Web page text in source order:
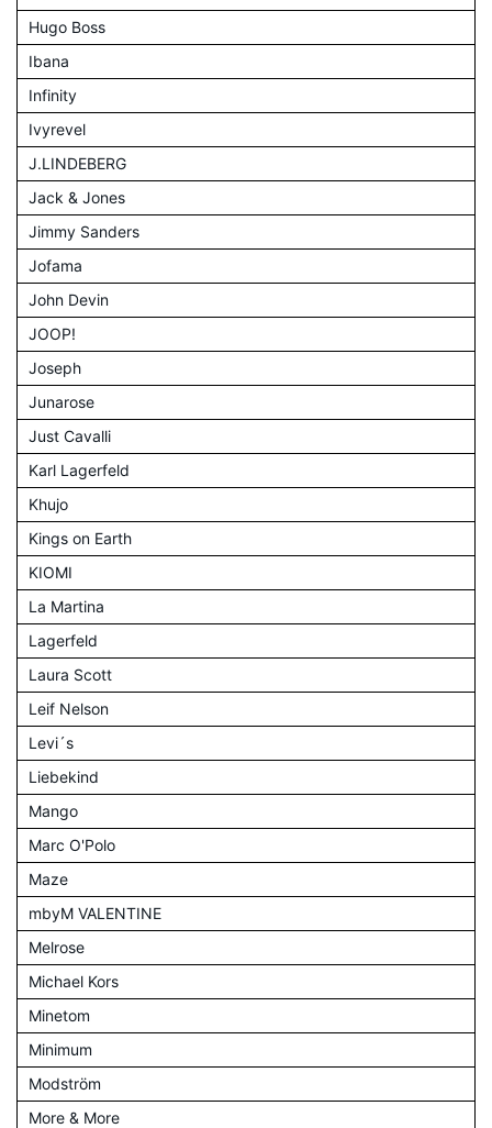
Hugo Boss
Ibana
Infinity
Ivyrevel
J.LINDEBERG
Jack & Jones
Jimmy Sanders
Jofama
John Devin
JOOP!
Joseph
Junarose
Just Cavalli
Karl Lagerfeld
Khujo
Kings on Earth
KIOMI
La Martina
Lagerfeld
Laura Scott
Leif Nelson
Levi´s
Liebekind
Mango
Marc O'Polo
Maze
mbyM VALENTINE
Melrose
Michael Kors
Minetom
Minimum
Modström
More & More